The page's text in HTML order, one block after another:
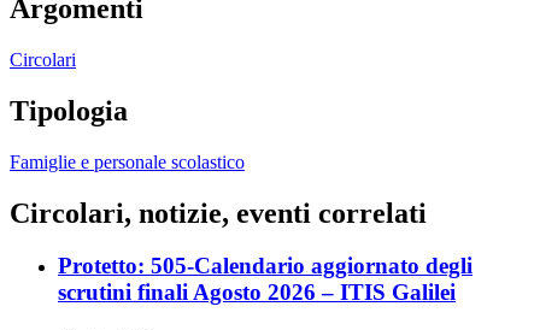
Argomenti
Circolari
Tipologia
Famiglie e personale scolastico
Circolari, notizie, eventi correlati
Protetto: 505-Calendario aggiornato degli
scrutini finali Agosto 2026 – ITIS Galilei